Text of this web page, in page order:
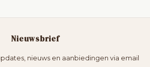
Nieuwsbrief
nieuws en aanbiedingen via email